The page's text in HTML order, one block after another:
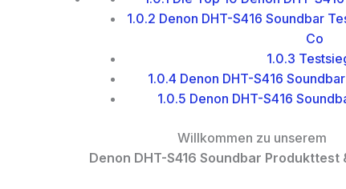
1.0.2 Denon DHT-S416 Soundbar
Co
1.0.3
1.0.4 Denon DHT-S416
1.0.5 Denon DHT-S416
Willkommen zu unserem
Denon DHT-S416 Soundbar Produkttest